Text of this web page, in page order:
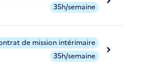
35h/semaine
de mission intérimaire
35h/semaine